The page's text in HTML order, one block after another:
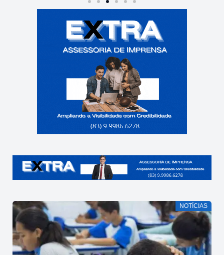
NOTÍCIAS